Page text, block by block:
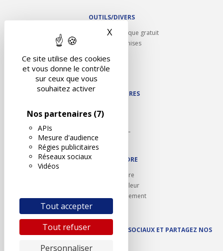
Ce site utilise des cookies
et vous donne le contrôle
sur ceux que vous
souhaitez activer
Nos partenaires (7)
APIs
Mesure d'audience
Régies publicitaires
Réseaux sociaux
Vidéos
Tout accepter
Tout refuser
Personnaliser
X Masquer le bandeau des
OUTILS/DIVERS
Rappel contrôle technique gratuit
Partenariats/Remises
Contact
NOS PARTENAIRES
Autodidact
Karoil
Autovision PL
Motovision
NOUS REJOINDRE
Ouvrir un centre
Devenez contrôleur
Carrières et recrutement
SUIVEZ AUTOVISION SUR LES RÉSEAUX SOCIAUX ET PARTAGEZ NOS